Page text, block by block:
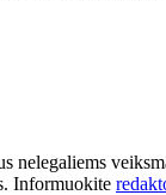
nelegaliems
Informuokite